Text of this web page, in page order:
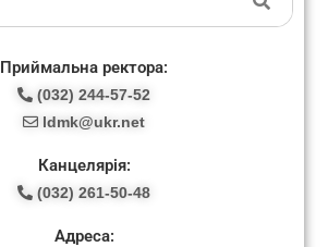
Приймальна ректора:
(032) 244-57-52
ldmk@ukr.net
Канцелярія:
(032) 261-50-48
Адреса: